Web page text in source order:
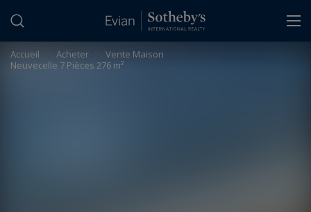
Accueil Acheter > Vente Maison
Neuvecelle 7 Pièces 276 m²